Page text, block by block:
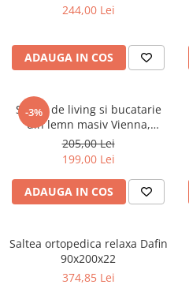
244,00 Lei
ADAUGA IN COS
-3%
Scaun de living si bucatarie
din lemn masiv Vienna,
tapiterie stofa,100 kg,
94x49x40 cm, alb/gri
205,00 Lei
199,00 Lei
ADAUGA IN COS
Saltea ortopedica relaxa Dafin
90x200x22
374,85 Lei